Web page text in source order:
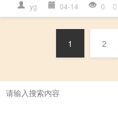
yg 04-14 0
1 2